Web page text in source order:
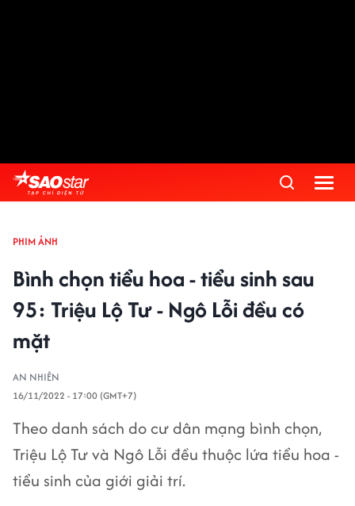
PHIM ẢNH
Bình chọn tiểu hoa - tiểu sinh sau
95: Triệu Lộ Tư - Ngô Lỗi đều có
mặt
AN NHIÊN
16/11/2022 - 17:00 (GMT+7)
Theo danh sách do cư dân mạng bình chọn,
Triệu Lộ Tư và Ngô Lỗi đều thuộc lứa tiểu hoa -
tiểu sinh của giới giải trí.